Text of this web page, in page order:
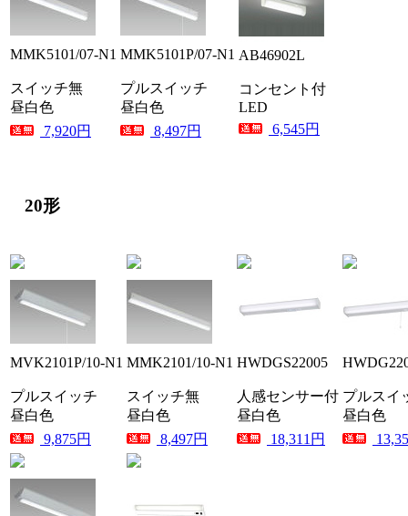
MMK5101/07-N1
スイッチ無
昼白色
7,920円
MMK5101P/07-N1
プルスイッチ
昼白色
8,497円
AB46902L
コンセント付
LED
6,545円
20形
MVK2101P/10-N1
プルスイッチ
昼白色
9,875円
MMK2101/10-N1
スイッチ無
昼白色
8,497円
HWDGS22005
人感センサー付
昼白色
18,311円
プルスイ
昼白色